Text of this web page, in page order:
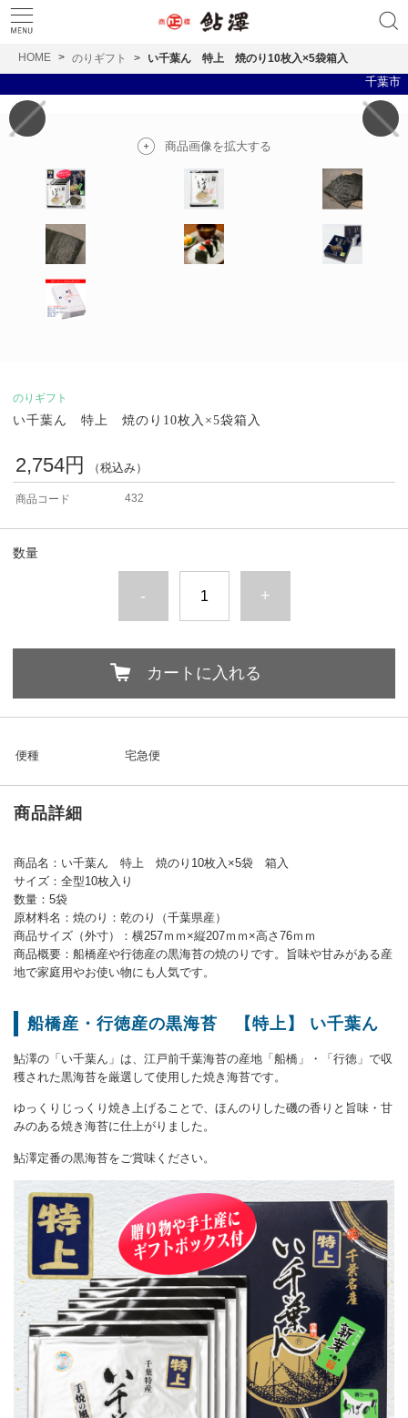
HOME のりギフト い千葉ん 特上 焼のり10枚入×5袋箱入
千葉市 食の
商品画像を拡大する
のりギフト
い千葉ん 特上 焼のり10枚入×5袋箱入
2,754円 （税込み）
商品コード 432
数量
- +
カートに入れる
便種 宅急便
商品詳細
商品名：い千葉ん 特上 焼のり10枚入×5袋 箱入
サイズ：全型10枚入り
数量：5袋
原材料名：焼のり：乾のり（千葉県産）
商品サイズ（外寸）：横257ｍｍ×縦207ｍｍ×高さ76ｍｍ
商品概要：船橋産や行徳産の黒海苔の焼のりです。旨味や甘みがある産
地で家庭用やお使い物にも人気です。
船橋産・行徳産の黒海苔 【特上】 い千葉ん
鮎澤の「い千葉ん」は、江戸前千葉海苔の産地「船橋」・「行徳」で収
穫された黒海苔を厳選して使用した焼き海苔です。
ゆっくりじっくり焼き上げることで、ほんのりした磯の香りと旨味・甘
みのある焼き海苔に仕上がりました。
鮎澤定番の黒海苔をご賞味ください。